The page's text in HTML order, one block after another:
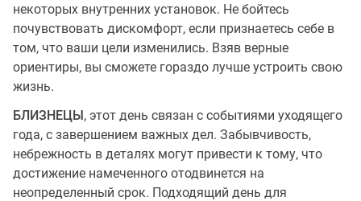
некоторых внутренних установок. Не бойтесь
почувствовать дискомфорт, если признаетесь себе в
том, что ваши цели изменились. Взяв верные
ориентиры, вы сможете гораздо лучше устроить свою
жизнь.
БЛИЗНЕЦЫ, этот день связан с событиями уходящего
года, с завершением важных дел. Забывчивость,
небрежность в деталях могут привести к тому, что
достижение намеченного отодвинется на
неопределенный срок. Подходящий день для